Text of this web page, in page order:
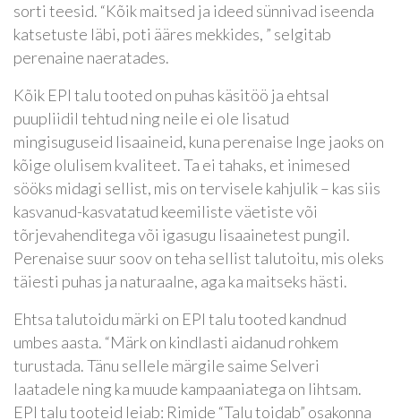
sorti teesid. “Kõik maitsed ja ideed sünnivad iseenda
katsetuste läbi, poti ääres mekkides, ” selgitab
perenaine naeratades.
Kõik EPI talu tooted on puhas käsitöö ja ehtsal
puupliidil tehtud ning neile ei ole lisatud
mingisuguseid lisaaineid, kuna perenaise Inge jaoks on
kõige olulisem kvaliteet. Ta ei tahaks, et inimesed
sööks midagi sellist, mis on tervisele kahjulik – kas siis
kasvanud-kasvatatud keemiliste väetiste või
tõrjevahenditega või igasugu lisaainetest pungil.
Perenaise suur soov on teha sellist talutoitu, mis oleks
täiesti puhas ja naturaalne, aga ka maitseks hästi.
Ehtsa talutoidu märki on EPI talu tooted kandnud
umbes aasta. “Märk on kindlasti aidanud rohkem
turustada. Tänu sellele märgile saime Selveri
laatadele ning ka muude kampaaniatega on lihtsam.
EPI talu tooteid leiab: Rimide “Talu toidab” osakonna